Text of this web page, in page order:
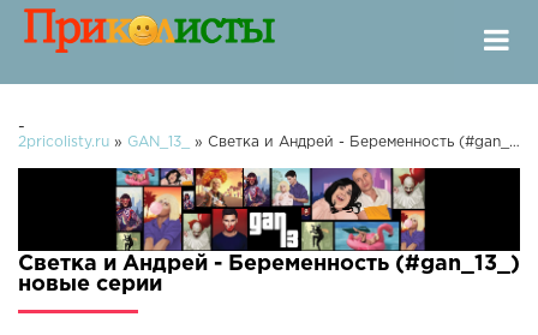
-
2pricolisty.ru » GAN_13_ » Светка и Андрей - Беременность (#gan_13_)
Светка и Андрей - Беременность (#gan_13_)
новые серии